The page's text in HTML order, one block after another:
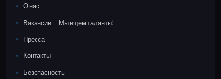
О нас
Вакансии — Мы ищем таланты!
Пресса
Контакты
Безопасность